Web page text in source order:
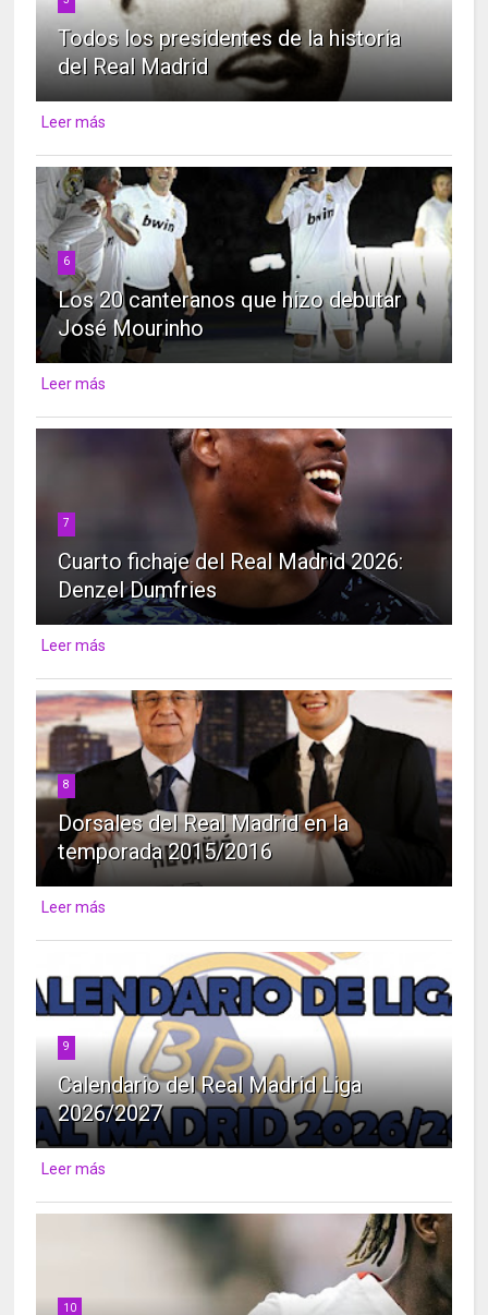
Todos los presidentes de la historia
del Real Madrid
Leer más
6
Los 20 canteranos que hizo debutar
José Mourinho
Leer más
7
Cuarto fichaje del Real Madrid 2026:
Denzel Dumfries
Leer más
8
Dorsales del Real Madrid en la
temporada 2015/2016
Leer más
9
Calendario del Real Madrid Liga
2026/2027
Leer más
10